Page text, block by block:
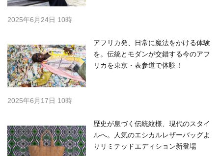
2025年6月24日 10時
アフリカ発、日常に魔法をかける体験
を。伝統とモダンが交錯する今のアフ
リカを東京・表参道で体験！
2025年6月17日 10時
歴史が息づく伝統紋様、現代のスタイ
ルへ。人気のエシカルレザーバッグよ
りリミテッドエディション新登場